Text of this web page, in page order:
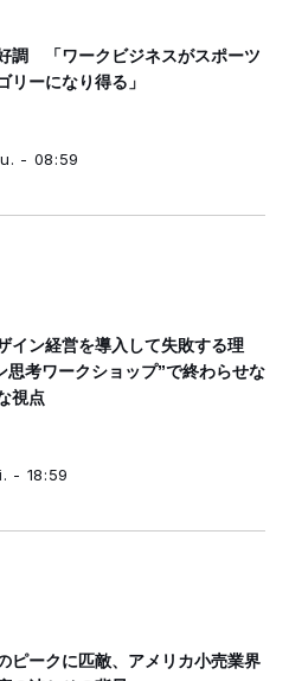
調 「ワークビジネスがスポーツ
リーになり得る」
- 08:59
イン経営を導入して失敗する理
考ワークショップ”で終わらせな
視点
- 18:59
ピークに匹敵、アメリカ小売業界